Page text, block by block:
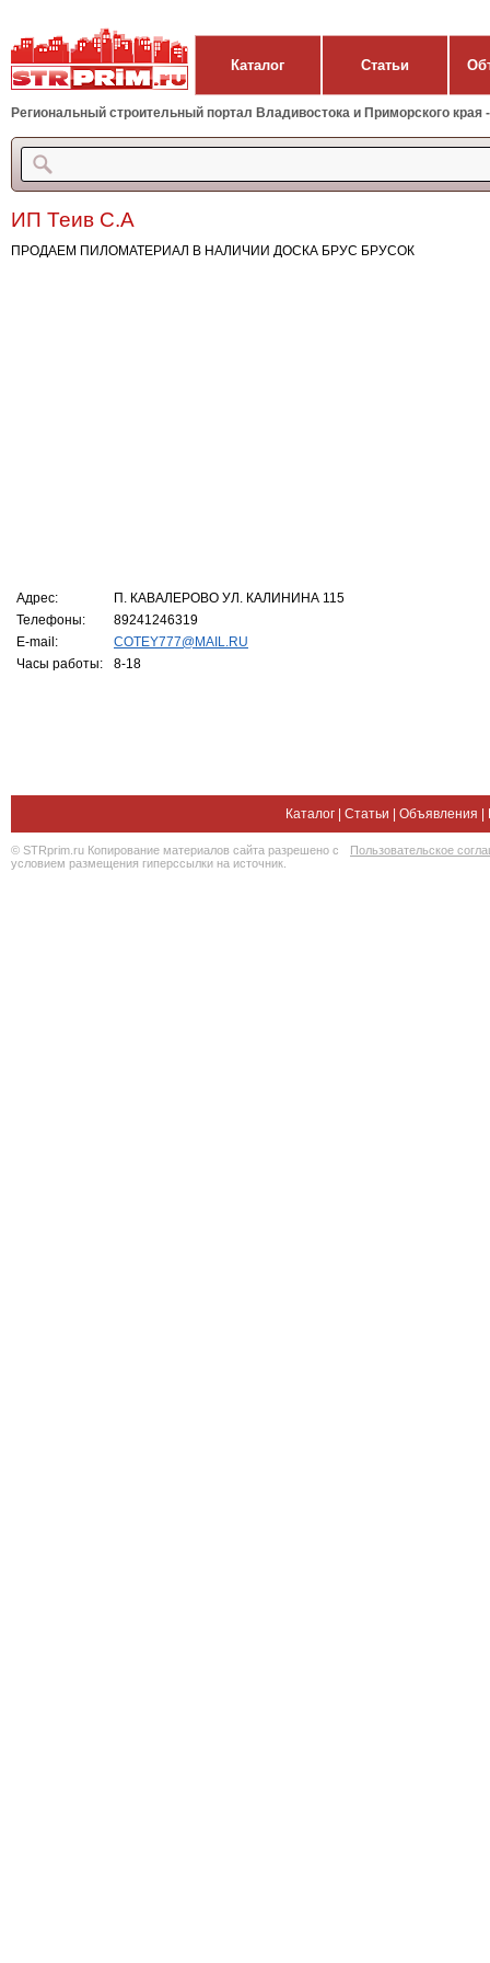
Каталог Статьи
Региональный строительный портал Владивостока и Приморского края
ИП Теив С.А
ПРОДАЕМ ПИЛОМАТЕРИАЛ В НАЛИЧИИ ДОСКА БРУС БРУСОК
Адрес:
П. КАВАЛЕРОВО УЛ. КАЛИНИНА 115
Телефоны:
89241246319
E-mail:
COTEY777@MAIL.RU
Часы работы:
8-18
Каталог Статьи Объявления
© STRprim.ru Копирование материалов сайта разрешено с
условием размещения гиперссылки на источник.
Пользовательское